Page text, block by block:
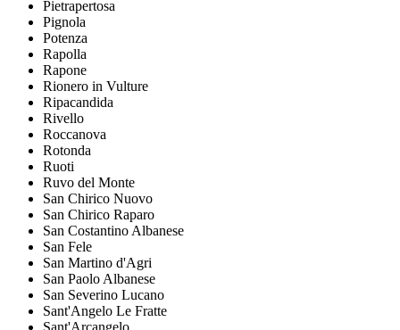
Pietrapertosa
Pignola
Potenza
Rapolla
Rapone
Rionero in Vulture
Ripacandida
Rivello
Roccanova
Rotonda
Ruoti
Ruvo del Monte
San Chirico Nuovo
San Chirico Raparo
San Costantino Albanese
San Fele
San Martino d'Agri
San Paolo Albanese
San Severino Lucano
Sant'Angelo Le Fratte